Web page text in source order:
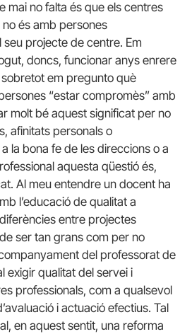
mai no falta és que els centres
és amb persones
projecte de centre. Em
doncs, funcionar anys enrere
em pregunto què
“estar compromès” amb
molt bé aquest significat per no
afinitats personals o
la bona fe de les direccions o a
aquesta qüestió és,
Al meu entendre un docent ha
l’educació de qualitat a
entre projectes
ser tan grans com per no
del professorat de
exigir qualitat del servei i
professionals, com a qualsevol
i actuació efectius. Tal
en aquest sentit, una reforma